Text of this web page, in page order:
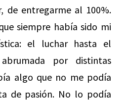
de entregarme al 100%.
siempre había sido mi
el luchar hasta el
por distintas
algo que no me podía
de pasión. No lo podía